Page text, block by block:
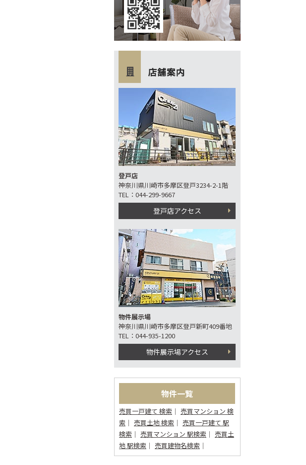
登戸店
神奈川県川崎市多摩区登戸3234-2-1階
TEL：044-299-9667
登戸店アクセス
物件展示場
神奈川県川崎市多摩区登戸新町409番地
TEL：044-935-1200
物件展示場アクセス
物件一覧
売買一戸建て 検索
売買マンション 検
索
売買土地 検索
売買一戸建て 駅
検索
売買マンション 駅検索
売買土
地 駅検索
売買建物名検索